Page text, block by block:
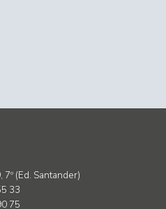
7º (Ed. Santander)
33
75